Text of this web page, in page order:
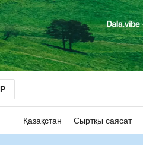
Қазақстан Сыртқы саясат